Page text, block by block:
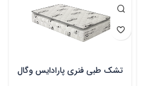
تشک طبی فنری پارادایس وگال